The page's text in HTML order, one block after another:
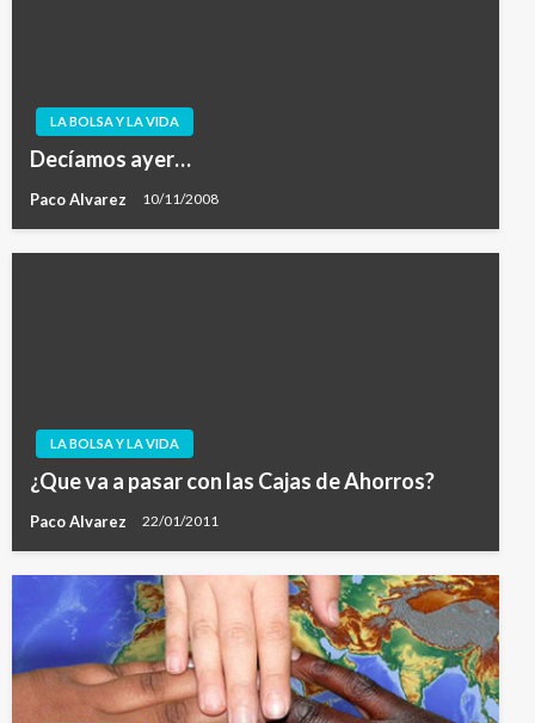
LA BOLSA Y LA VIDA
Decíamos ayer…
Paco Alvarez 10/11/2008
LA BOLSA Y LA VIDA
¿Que va a pasar con las Cajas de Ahorros?
Paco Alvarez 22/01/2011